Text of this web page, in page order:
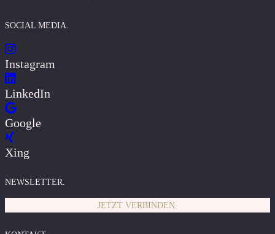
SOCIAL MEDIA.
Instagram
LinkedIn
Google
Xing
NEWSLETTER.
JETZT VERBINDEN.